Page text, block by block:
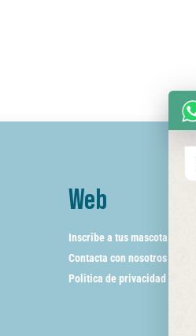
Web
Inscribe a tus mascotas
Contacta con nosotros
Politica de privacidad